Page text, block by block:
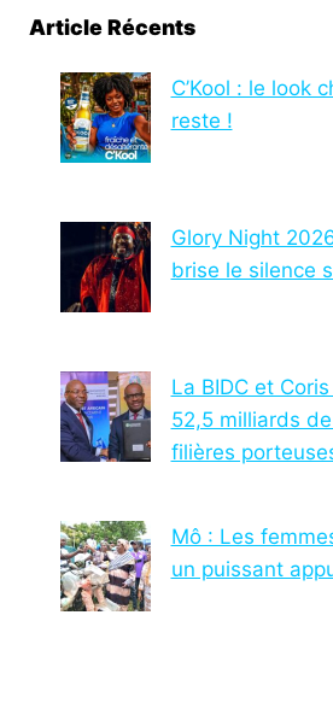
Article Récents
C’Kool : le look
reste !
Glory Night
brise le silence
La BIDC et
52,5 milliards
filières
Mô : Les
un puissant